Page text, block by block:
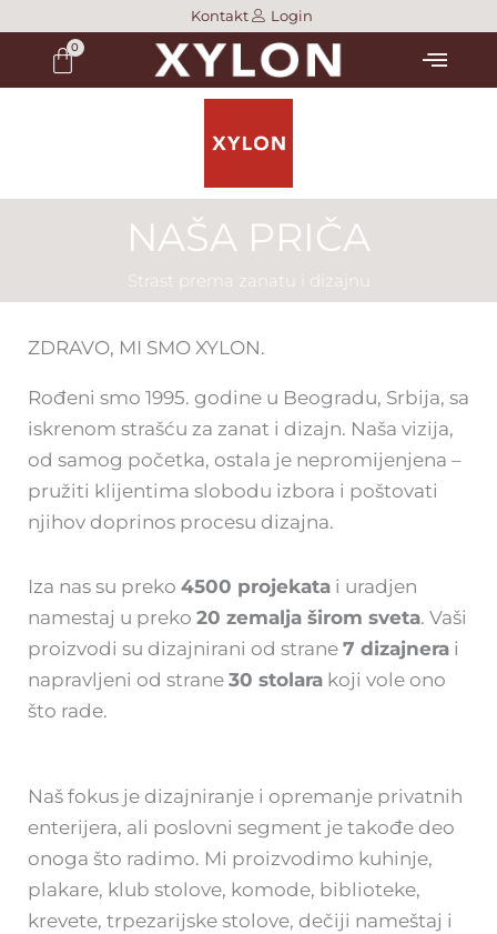
content
Kontakt Login
Menu
NAŠA PRIČA
Strast prema zanatu i dizajnu
ZDRAVO, MI SMO XYLON.
Rođeni smo 1995. godine u Beogradu, Srbija, sa
iskrenom strašću za zanat i dizajn. Naša vizija,
od samog početka, ostala je nepromijenjena –
pružiti klijentima slobodu izbora i poštovati
njihov doprinos procesu dizajna.
Iza nas su preko 4500 projekata i uradjen
namestaj u preko 20 zemalja širom sveta. Vaši
proizvodi su dizajnirani od strane 7 dizajnera i
napravljeni od strane 30 stolara koji vole ono
što rade.
Naš fokus je dizajniranje i opremanje privatnih
enterijera, ali poslovni segment je takođe deo
onoga što radimo. Mi proizvodimo kuhinje,
plakare, klub stolove, komode, biblioteke,
krevete, trpezarijske stolove, dečiji nameštaj i